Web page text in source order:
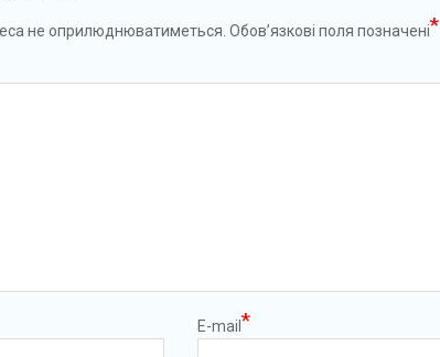
не оприлюднюватиметься. Обов’язкові поля позначені*
E-mail *